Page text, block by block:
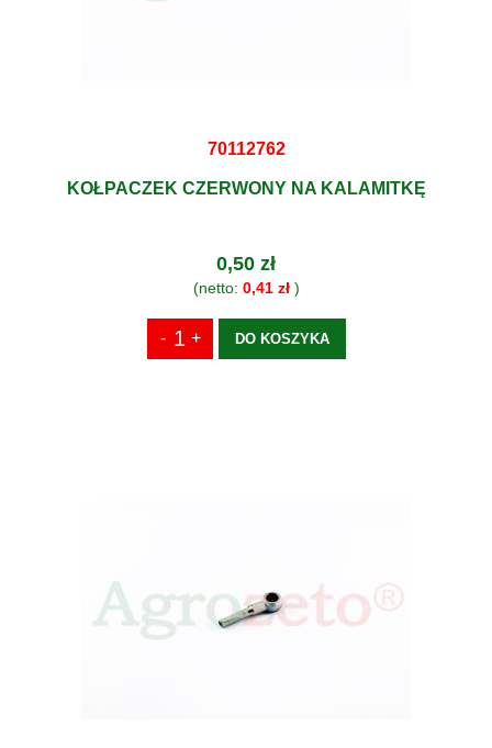
70112762
KOŁPACZEK CZERWONY NA KALAMITKĘ
0,50 zł
(netto: 0,41 zł)
DO KOSZYKA